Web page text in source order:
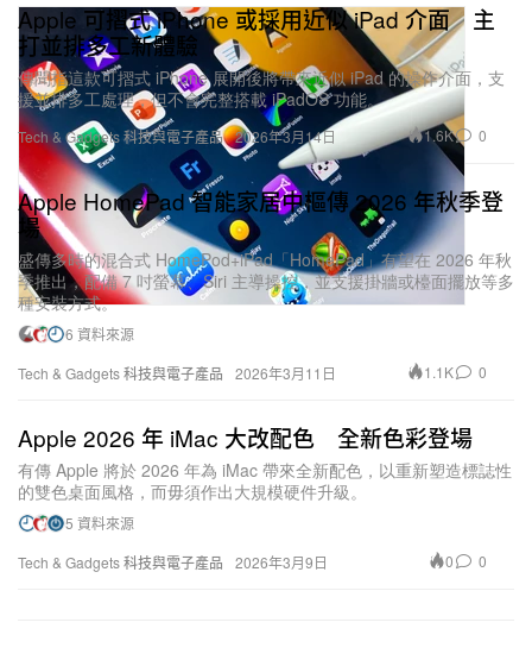
Tech & Gadgets 科技與電子產品
Apple 可摺式 iPhone 或採用近似 iPad 介面 主
打並排多工新體驗
傳聞指這款可摺式 iPhone 展開後將帶來近似 iPad 的操作介面，支
援並排多工處理，但不會完整搭載 iPadOS 功能。
2026年3月14日 1.6K 0
Tech & Gadgets 科技與電子產品
Apple HomePad 智能家居中樞傳 2026 年秋季登
場
盛傳多時的混合式 HomePod+iPad「HomePad」有望在 2026 年秋
季推出，配備 7 吋螢幕、Siri 主導操控，並支援掛牆或檯面擺放等多
種安裝方式。
6 資料來源
2026年3月11日
1.1K 0
Tech & Gadgets 科技與電子產品
Apple 2026 年 iMac 大改配色 全新色彩登場
有傳 Apple 將於 2026 年為 iMac 帶來全新配色，以重新塑造標誌性
的雙色桌面風格，而毋須作出大規模硬件升級。
5 資料來源
2026年3月9日
0 0